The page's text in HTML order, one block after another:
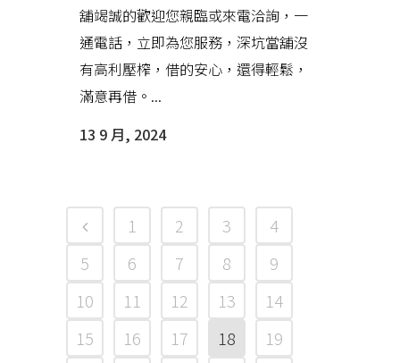
舖竭誠的歡迎您親臨或來電洽詢，一
通電話，立即為您服務，深坑當舖沒
有高利壓榨，借的安心，還得輕鬆，
滿意再借。...
13 9 月, 2024
1 2 3
4
5
6 7 8
9
10
11 12 13
14
15
16 17 18
19